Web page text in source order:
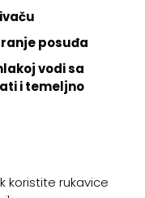
posuđa
vodi sa
i temeljno
koristite rukavice